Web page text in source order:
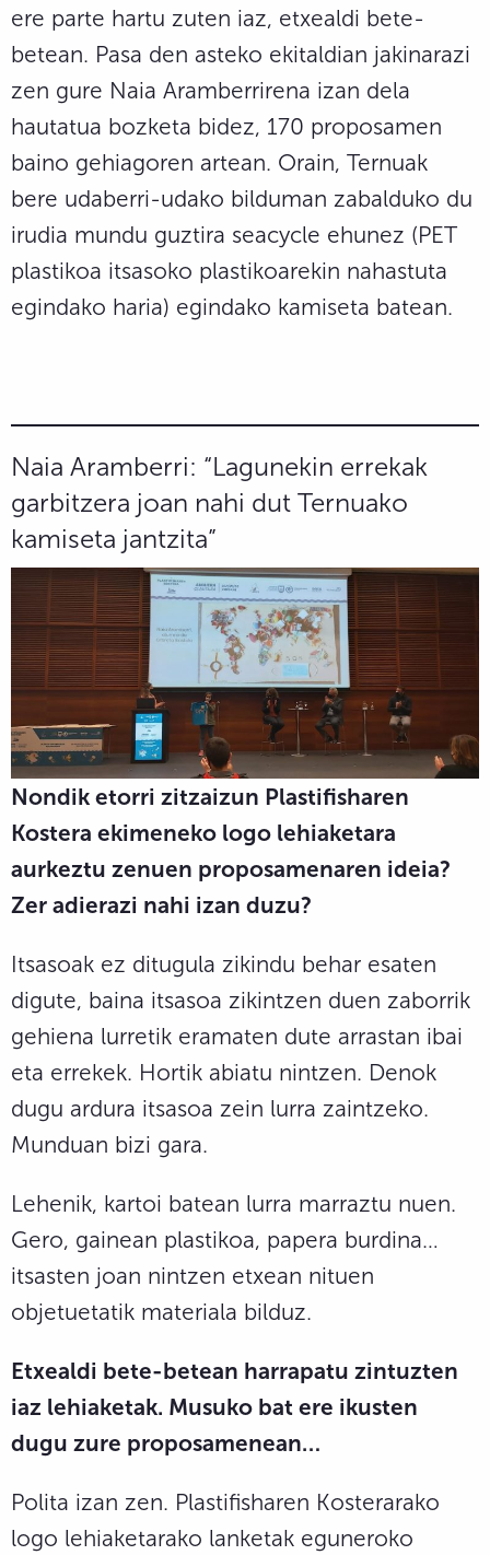
ere parte hartu zuten iaz, etxealdi bete-
betean. Pasa den asteko ekitaldian jakinarazi
zen gure Naia Aramberrirena izan dela
hautatua bozketa bidez, 170 proposamen
baino gehiagoren artean. Orain, Ternuak
bere udaberri-udako bilduman zabalduko du
irudia mundu guztira seacycle ehunez (PET
plastikoa itsasoko plastikoarekin nahastuta
egindako haria) egindako kamiseta batean.
Naia Aramberri: “Lagunekin errekak
garbitzera joan nahi dut Ternuako
kamiseta jantzita”
Nondik etorri zitzaizun Plastifisharen
Kostera ekimeneko logo lehiaketara
aurkeztu zenuen proposamenaren ideia?
Zer adierazi nahi izan duzu?
Itsasoak ez ditugula zikindu behar esaten
digute, baina itsasoa zikintzen duen zaborrik
gehiena lurretik eramaten dute arrastan ibai
eta errekek. Hortik abiatu nintzen. Denok
dugu ardura itsasoa zein lurra zaintzeko.
Munduan bizi gara.
Lehenik, kartoi batean lurra marraztu nuen.
Gero, gainean plastikoa, papera burdina…
itsasten joan nintzen etxean nituen
objetuetatik materiala bilduz.
Etxealdi bete-betean harrapatu zintuzten
iaz lehiaketak. Musuko bat ere ikusten
dugu zure proposamenean…
Polita izan zen. Plastifisharen Kosterarako
logo lehiaketarako lanketak eguneroko